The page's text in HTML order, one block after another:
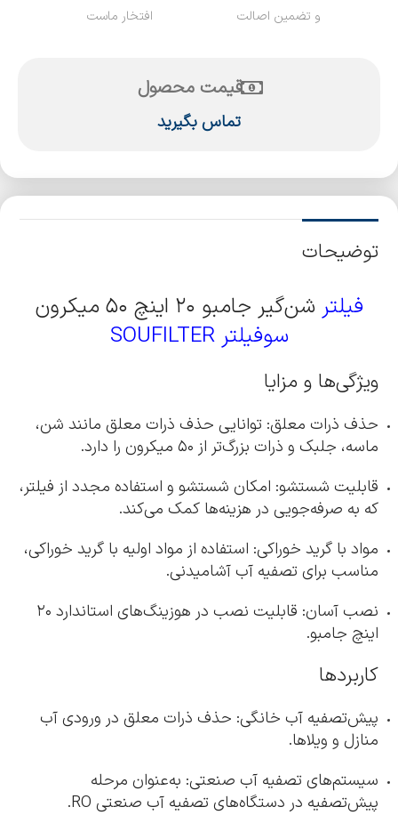
و تضمین اصالت افتخار ماست
قیمت محصول
تماس بگیرید
توضیحات
فیلتر شن‌گیر جامبو ۲۰ اینچ ۵۰ میکرون
سوفیلتر SOUFILTER
ویژگی‌ها و مزایا
حذف ذرات معلق: توانایی حذف ذرات معلق مانند شن،
ماسه، جلبک و ذرات بزرگ‌تر از ۵۰ میکرون را دارد.
قابلیت شستشو: امکان شستشو و استفاده مجدد از فیلتر،
که به صرفه‌جویی در هزینه‌ها کمک می‌کند.
مواد با گرید خوراکی: استفاده از مواد اولیه با گرید خوراکی،
مناسب برای تصفیه آب آشامیدنی.
نصب آسان: قابلیت نصب در هوزینگ‌های استاندارد ۲۰
اینچ جامبو.
کاربردها
پیش‌تصفیه آب خانگی: حذف ذرات معلق در ورودی آب
منازل و ویلاها.
سیستم‌های تصفیه آب صنعتی: به‌عنوان مرحله
پیش‌تصفیه در دستگاه‌های تصفیه آب صنعتی RO.